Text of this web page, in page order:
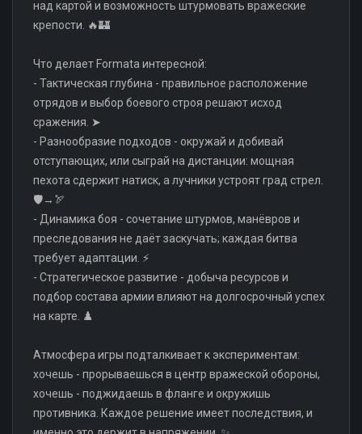
над картой и возможность штурмовать вражеские
крепости. 🔥🏰
Что делает Formata интересной:
- Тактическая глубина - правильное расположение
отрядов и выбор боевого строя решают исход
сражения. ➤
- Разнообразие подходов - окружай и добивай
отступающих, или сыграй на дистанции: мощная
пехота сдержит натиск, а лучники устроят град стрел.
🛡️→🏹
- Динамика боя - сочетание штурмов, манёвров и
преследования не даёт заскучать; каждая битва
требует адаптации. ⚡️
- Стратегическое развитие - добыча ресурсов и
подбор состава армии влияют на долгосрочный успех
на карте. ♟️
Атмосфера игры подталкивает к экспериментам:
хочешь - прорываешься в центр вражеской обороны,
хочешь - поджидаешь в фланге и окружишь
противника. Каждое решение имеет последствия, и